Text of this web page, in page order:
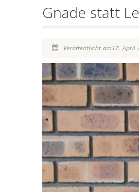
Gnade statt
Veröffentlicht am17. April